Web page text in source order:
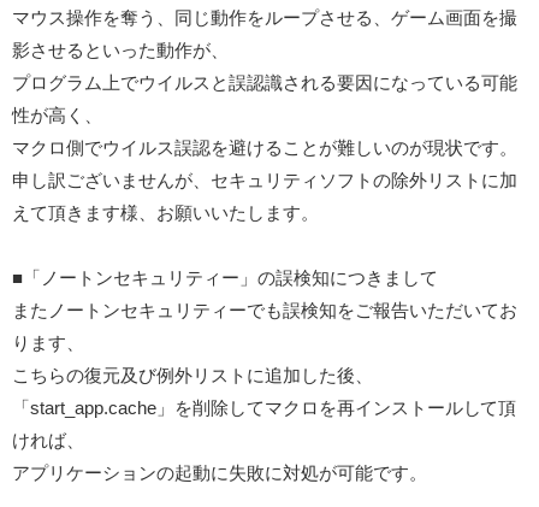
マウス操作を奪う、同じ動作をループさせる、ゲーム画面を撮
影させるといった動作が、
プログラム上でウイルスと誤認識される要因になっている可能
性が高く、
マクロ側でウイルス誤認を避けることが難しいのが現状です。
申し訳ございませんが、セキュリティソフトの除外リストに加
えて頂きます様、お願いいたします。
■「ノートンセキュリティー」の誤検知につきまして
またノートンセキュリティーでも誤検知をご報告いただいてお
ります、
こちらの復元及び例外リストに追加した後、
「start_app.cache」を削除してマクロを再インストールして頂
ければ、
アプリケーションの起動に失敗に対処が可能です。